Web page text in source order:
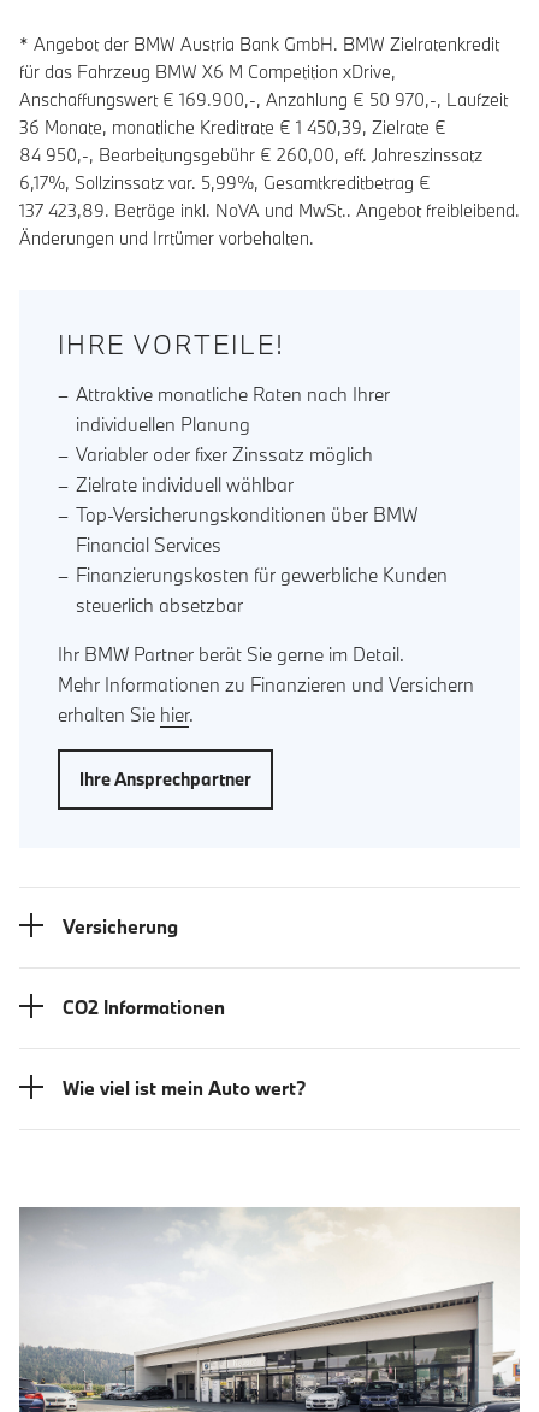
* Angebot der BMW Austria Bank GmbH. BMW Zielratenkredit
für das Fahrzeug BMW X6 M Competition xDrive,
Anschaffungswert € 169.900,-, Anzahlung € 50 970,-, Laufzeit
36 Monate, monatliche Kreditrate € 1 450,39, Zielrate €
84 950,-, Bearbeitungsgebühr € 260,00, eff. Jahreszinssatz
6,17%, Sollzinssatz var. 5,99%, Gesamtkreditbetrag €
137 423,89. Beträge inkl. NoVA und MwSt.. Angebot freibleibend.
Änderungen und Irrtümer vorbehalten.
IHRE VORTEILE!
Attraktive monatliche Raten nach Ihrer
individuellen Planung
Variabler oder fixer Zinssatz möglich
Zielrate individuell wählbar
Top-Versicherungskonditionen über BMW
Financial Services
Finanzierungskosten für gewerbliche Kunden
steuerlich absetzbar
Ihr BMW Partner berät Sie gerne im Detail.
Mehr Informationen zu Finanzieren und Versichern
erhalten Sie hier.
Ihre Ansprechpartner
Versicherung
CO2 Informationen
Wie viel ist mein Auto wert?